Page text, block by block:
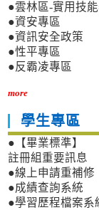
●雲林區-實用技
●資安專區
●資訊安全政策
●性平專區
●反霸凌專區
more
學生專區
●【畢業標準】
註冊組重要訊息
●線上申請重補修
●成績查詢系統
●學習歷程檔案系